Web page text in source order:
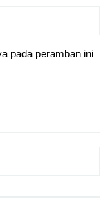
pada peramban ini